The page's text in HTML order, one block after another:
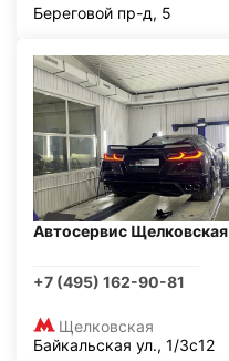
Береговой пр-д, 5
Автосервис Щелковская
+7 (495) 162-90-81
Щелковская
Байкальская ул., 1/3с12